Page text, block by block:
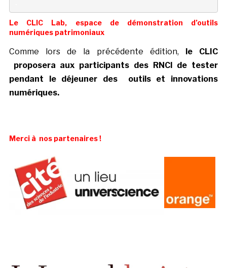
Le CLIC Lab, espace de démonstration d’outils
numériques patrimoniaux
Comme lors de la précédente édition, le CLIC
proposera aux participants des RNCI de tester
pendant le déjeuner des outils et innovations
numériques.
Merci à nos partenaires !